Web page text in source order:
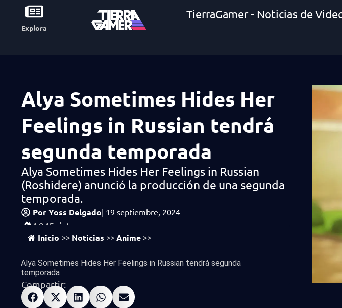
Explora
TierraGamer - Noticias de
Alya Sometimes Hides Her
Feelings in Russian tendrá
segunda temporada
Alya Sometimes Hides Her Feelings in Russian
(Roshidere) anunció la producción de una segunda
temporada.
PorYoss Delgado| 19 septiembre, 2024
4,945 vistas
Inicio >> Noticias >> Anime >>
Alya Sometimes Hides Her Feelings in Russian tendrá segunda
temporada
Compartir: